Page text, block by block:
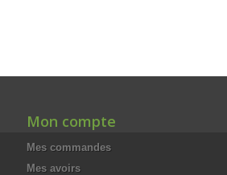
Mon compte
Mes commandes
Mes avoirs